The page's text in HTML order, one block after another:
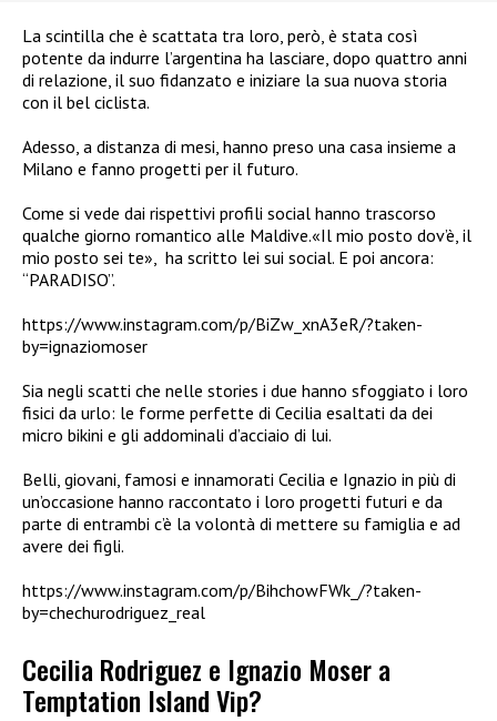
La scintilla che è scattata tra loro, però, è stata così
potente da indurre l’argentina ha lasciare, dopo quattro anni
di relazione, il suo fidanzato e iniziare la sua nuova storia
con il bel ciclista.
Adesso, a distanza di mesi, hanno preso una casa insieme a
Milano e fanno progetti per il futuro.
Come si vede dai rispettivi profili social hanno trascorso
qualche giorno romantico alle Maldive.«Il mio posto dov’è, il
mio posto sei te», ha scritto lei sui social. E poi ancora:
“PARADISO”.
https://www.instagram.com/p/BiZw_xnA3eR/?taken-
by=ignaziomoser
Sia negli scatti che nelle stories i due hanno sfoggiato i loro
fisici da urlo: le forme perfette di Cecilia esaltati da dei
micro bikini e gli addominali d’acciaio di lui.
Belli, giovani, famosi e innamorati Cecilia e Ignazio in più di
un’occasione hanno raccontato i loro progetti futuri e da
parte di entrambi c’è la volontà di mettere su famiglia e ad
avere dei figli.
https://www.instagram.com/p/BihchowFWk_/?taken-
by=chechurodriguez_real
Cecilia Rodriguez e Ignazio Moser a
Temptation Island Vip?